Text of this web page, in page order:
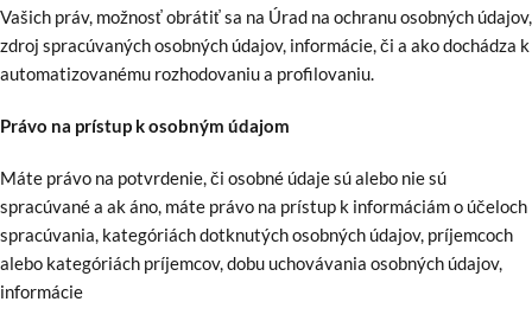
Vašich práv, možnosť obrátiť sa na Úrad na ochranu osobných údajov,
zdroj spracúvaných osobných údajov, informácie, či a ako dochádza k
automatizovanému rozhodovaniu a profilovaniu.
Právo na prístup k osobným údajom
Máte právo na potvrdenie, či osobné údaje sú alebo nie sú
spracúvané a ak áno, máte právo na prístup k informáciám o účeloch
spracúvania, kategóriách dotknutých osobných údajov, príjemcoch
alebo kategóriách príjemcov, dobu uchovávania osobných údajov,
informácie